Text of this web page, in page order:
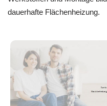
dauerhafte Flächenheizung.